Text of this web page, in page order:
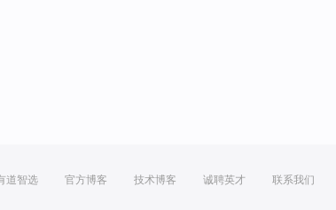
道智选 官方博客 技术博客 诚聘英才 联系我们